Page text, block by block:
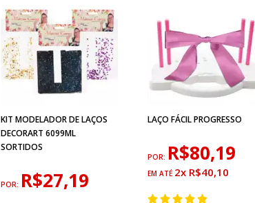
KIT MODELADOR DE LAÇOS
DECORART 6099ML
SORTIDOS
POR: R$27,19
LAÇO FÁCIL PROGRESSO
POR: R$80,19
2x R$40,10